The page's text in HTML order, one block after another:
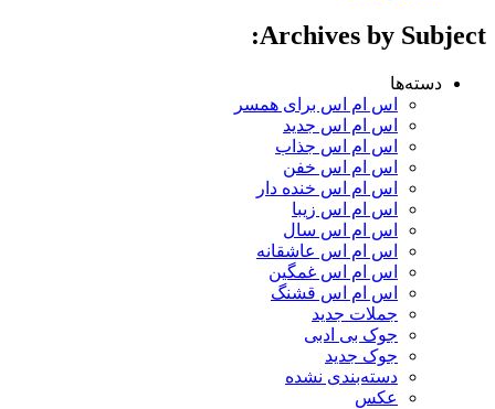
Archives by Subject:
دسته‌ها
اس ام اس برای همسر
اس ام اس جدید
اس ام اس جذاب
اس ام اس خفن
اس ام اس خنده دار
اس ام اس زیبا
اس ام اس سال
اس ام اس عاشقانه
اس ام اس غمگین
اس ام اس قشنگ
جملات جدید
جوک بی ادبی
جوک جدید
دسته‌بندی نشده
عکس